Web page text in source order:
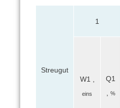
Streugut
1
W1
eins
Q1
%